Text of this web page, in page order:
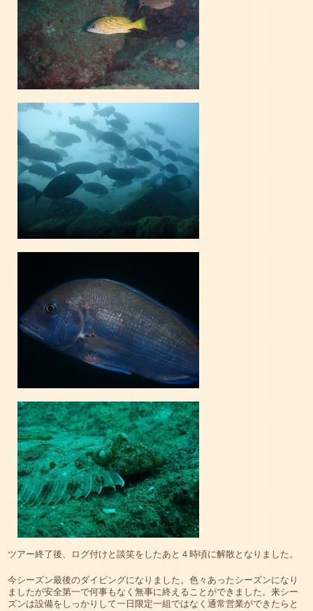
ツアー終了後、ログ付けと談笑をしたあと４時頃に解散となりました。
今シーズン最後のダイビングになりました。色々あったシーズンになり
ましたが安全第一で何事もなく無事に終えることができました。来シー
ズンは設備をしっかりして一日限定一組ではなく通常営業ができたらと